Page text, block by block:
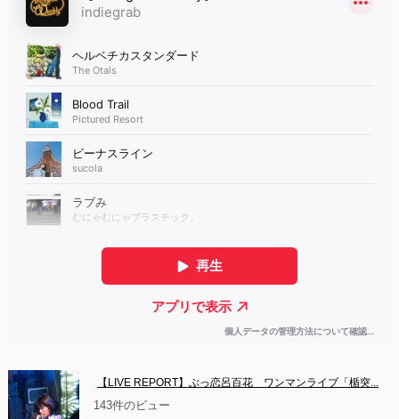
【LIVE REPORT】ぶっ恋呂百花　ワンマンライブ「楯突...
143件のビュー